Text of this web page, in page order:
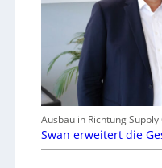
Ausbau in Richtung
Swan erweitert die